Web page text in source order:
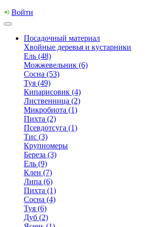
Войти
Посадочный материал
Хвойные деревья и кустарники
Ель (48)
Можжевельник (6)
Сосна (53)
Туя (49)
Кипарисовик (4)
Лиственница (2)
Микробиота (1)
Пихта (2)
Псевдотсуга (1)
Тис (3)
Крупномеры
Береза (3)
Ель (9)
Клен (7)
Липа (6)
Пихта (1)
Сосна (4)
Туя (6)
Дуб (2)